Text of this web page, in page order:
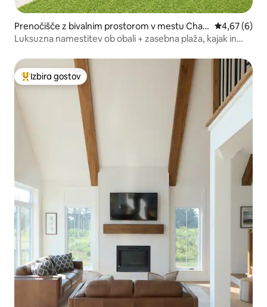
Prenočišče z bivalnim prostorom v mestu Charl
ottetown
Povprečna
4,67 (6)
Luksuzna namestitev ob obali + zasebna plaža, kajak in
Najbolj priljubljena prenočišča z značko »Izbira gostov«
Izbira gostov